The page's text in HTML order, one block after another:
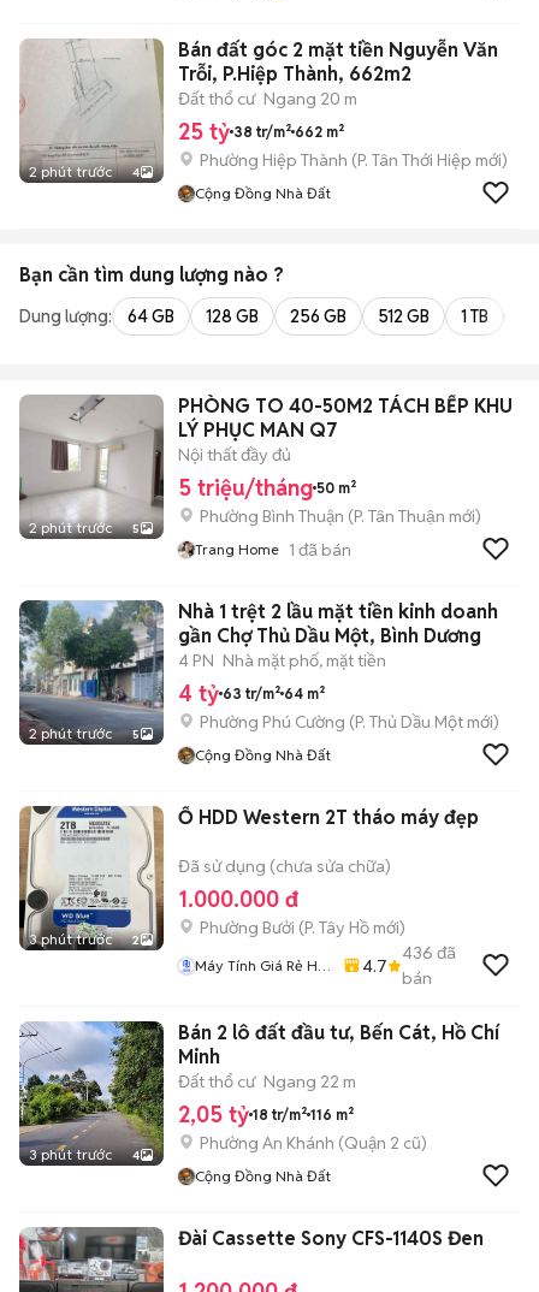
2 phút trước 4
Bán đất góc 2 mặt tiền Nguyễn Văn
Trỗi, P.Hiệp Thành, 662m2
Đất thổ cư Ngang 20 m
25 tỷ 38 tr/m² 662 m²
Phường Hiệp Thành (P. Tân Thới Hiệp mới)
Cộng Đồng Nhà Đất
Bạn cần tìm dung lượng nào ?
Dung lượng: 64 GB 128 GB 256 GB 512 GB 1 TB
2 phút trước 5
PHÒNG TO 40-50M2 TÁCH BẾP KHU
LÝ PHỤC MAN Q7
Nội thất đầy đủ
5 triệu/tháng 50 m²
Phường Bình Thuận (P. Tân Thuận mới)
Trang Home 1 đã bán
2 phút trước 5
Nhà 1 trệt 2 lầu mặt tiền kinh doanh
gần Chợ Thủ Dầu Một, Bình Dương
4 PN Nhà mặt phố, mặt tiền
4 tỷ 63 tr/m² 64 m²
Phường Phú Cường (P. Thủ Dầu Một mới)
Cộng Đồng Nhà Đất
3 phút trước 2
Ổ HDD Western 2T tháo máy đẹp
Đã sử dụng (chưa sửa chữa)
1.000.000 đ
Phường Bưởi (P. Tây Hồ mới)
Máy Tính Giá Rẻ Hà
4.7
436 đã
bán
3 phút trước 4
Bán 2 lô đất đầu tư, Bến Cát, Hồ Chí
Minh
Đất thổ cư Ngang 22 m
2,05 tỷ 18 tr/m² 116 m²
Phường An Khánh (Quận 2 cũ)
Cộng Đồng Nhà Đất
Đài Cassette Sony CFS-1140S Đen